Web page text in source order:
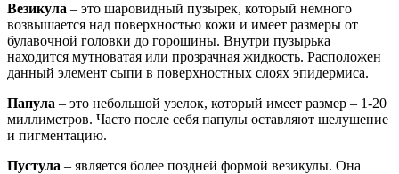
Везикула – это шаровидный пузырек, который немного
возвышается над поверхностью кожи и имеет размеры от
булавочной головки до горошины. Внутри пузырька
находится мутноватая или прозрачная жидкость. Расположен
данный элемент сыпи в поверхностных слоях эпидермиса.
Папула – это небольшой узелок, который имеет размер – 1-20
миллиметров. Часто после себя папулы оставляют шелушение
и пигментацию.
Пустула – является более поздней формой везикулы. Она